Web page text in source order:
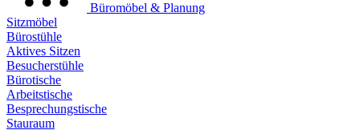
Büromöbel & Planung
Sitzmöbel
Bürostühle
Aktives Sitzen
Besucherstühle
Bürotische
Arbeitstische
Besprechungstische
Stauraum